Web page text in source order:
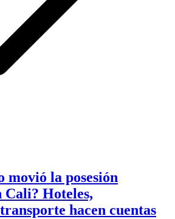
movió la posesión
Cali? Hoteles,
hacen cuentas